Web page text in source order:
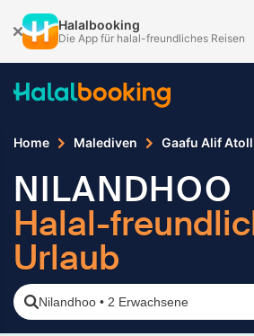
Halalbooking
Die App für halal-freundliches Reisen
Home Malediven Gaafu Alif Atoll
NILANDHOO
Halal-
Urlaub
Nilandhoo • 2 Erwachsene